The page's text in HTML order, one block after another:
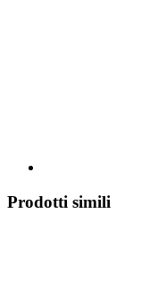
Prodotti simili